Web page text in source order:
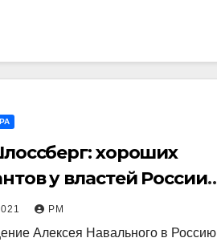
хороших
у властей России
РМ
Алексея Навального в Россию